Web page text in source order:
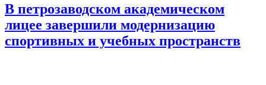
В петрозаводском академическом
лицее завершили модернизацию
спортивных и учебных пространств